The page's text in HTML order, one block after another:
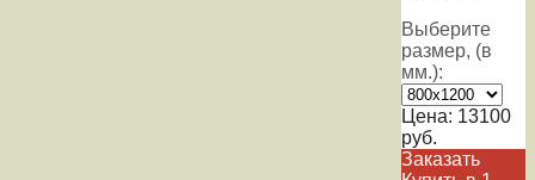
Выберите
размер, (в
мм.):
Цена: 13100
руб.
Заказать